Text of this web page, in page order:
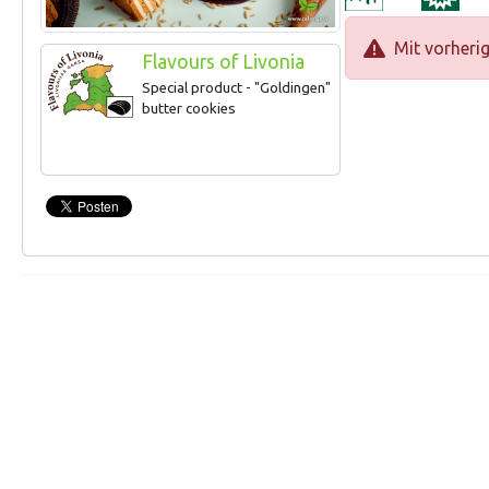
Flavours of Livonia
Special product - "Goldingen"
butter cookies
Mit